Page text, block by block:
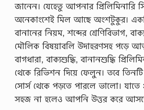
জানেন। যেহেতু আপনার প্রিলিমিনারি
অনেকাংশেই মিল আছে অংশটুকুর।
বানানের নিয়ম, শব্দের শ্রেণিবিভাগ,
মৌলিক বিষয়াবলি উদাহরণসহ পড়ে
বাগধারা, বাক্যশুদ্ধি, বানানশুদ্ধি
থেকে রিভিশন দিয়ে ফেলুন। তবে
সোর্স থেকে পড়তে পারলে ভালো।
সহজ না হলেও আপনি উত্তর করে